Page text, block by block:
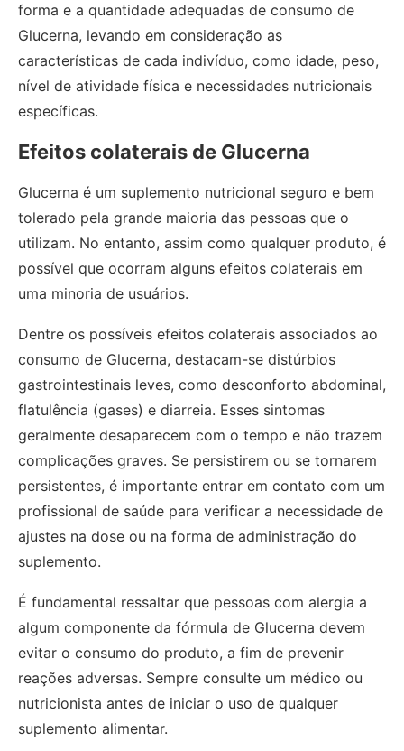
forma e a quantidade adequadas de consumo de
Glucerna, levando em consideração as
características de cada indivíduo, como idade, peso,
nível de atividade física e necessidades nutricionais
específicas.
Efeitos colaterais de Glucerna
Glucerna é um suplemento nutricional seguro e bem
tolerado pela grande maioria das pessoas que o
utilizam. No entanto, assim como qualquer produto, é
possível que ocorram alguns efeitos colaterais em
uma minoria de usuários.
Dentre os possíveis efeitos colaterais associados ao
consumo de Glucerna, destacam-se distúrbios
gastrointestinais leves, como desconforto abdominal,
flatulência (gases) e diarreia. Esses sintomas
geralmente desaparecem com o tempo e não trazem
complicações graves. Se persistirem ou se tornarem
persistentes, é importante entrar em contato com um
profissional de saúde para verificar a necessidade de
ajustes na dose ou na forma de administração do
suplemento.
É fundamental ressaltar que pessoas com alergia a
algum componente da fórmula de Glucerna devem
evitar o consumo do produto, a fim de prevenir
reações adversas. Sempre consulte um médico ou
nutricionista antes de iniciar o uso de qualquer
suplemento alimentar.